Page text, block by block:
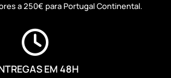
a 250€ para Portugal Continental.

EM 48H